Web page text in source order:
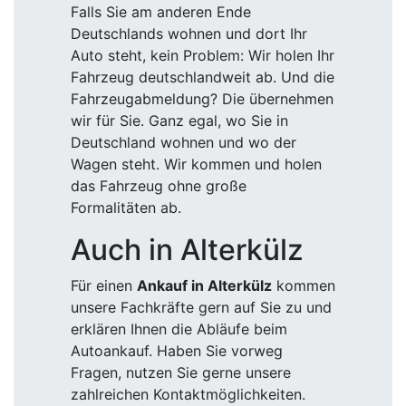
Falls Sie am anderen Ende
Deutschlands wohnen und dort Ihr
Auto steht, kein Problem: Wir holen Ihr
Fahrzeug deutschlandweit ab. Und die
Fahrzeugabmeldung? Die übernehmen
wir für Sie. Ganz egal, wo Sie in
Deutschland wohnen und wo der
Wagen steht. Wir kommen und holen
das Fahrzeug ohne große
Formalitäten ab.
Auch in Alterkülz
Für einen Ankauf in Alterkülz kommen
unsere Fachkräfte gern auf Sie zu und
erklären Ihnen die Abläufe beim
Autoankauf. Haben Sie vorweg
Fragen, nutzen Sie gerne unsere
zahlreichen Kontaktmöglichkeiten.